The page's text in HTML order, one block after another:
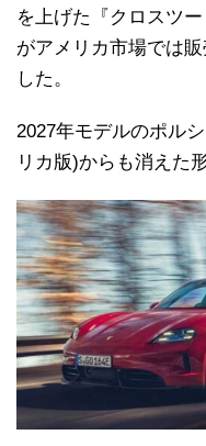
を上げた『クロスツ
がアメリカ市場では
した。
2027年モデルのポル
リカ版)からも消えた